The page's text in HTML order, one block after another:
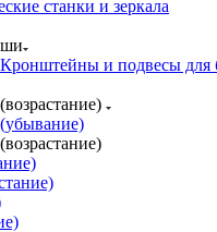
станки и зеркала
Кронштейны и подвесы для